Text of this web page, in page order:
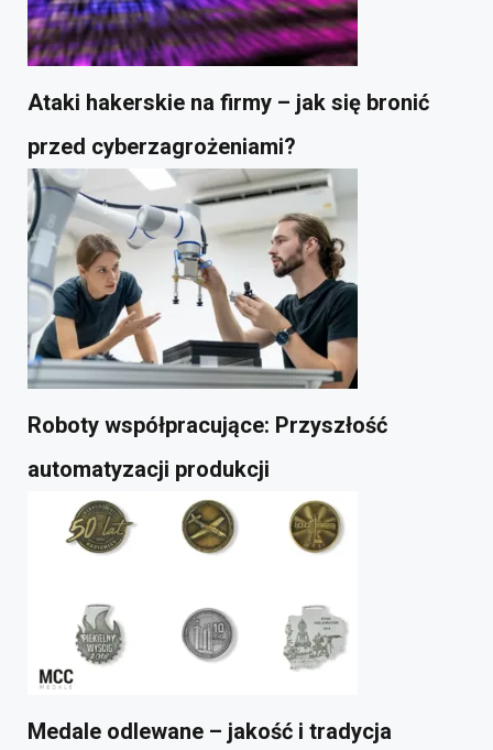
Ataki hakerskie na firmy – jak się bronić
przed cyberzagrożeniami?
Roboty współpracujące: Przyszłość
automatyzacji produkcji
Medale odlewane – jakość i tradycja